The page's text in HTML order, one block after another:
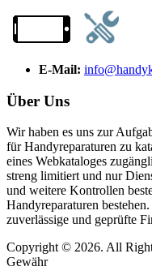
E-Mail:
Über Uns
Wir haben es uns zur
für Handyreparaturen zu
eines Webkataloges
streng limitiert und nur
und weitere Kontrollen
Handyreparaturen
zuverlässige und geprüfte
Copyright © 2026. All
Gewähr